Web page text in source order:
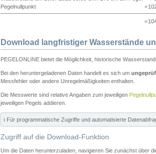
Pegelnullpunkt
+
=
Download langfristiger Wasserstände
PEGELONLINE bietet die Möglichkeit, historische
Bei den heruntergeladenen Daten handelt es sich um
Messfehler oder andere Unregelmäßigkeiten enthalten.
Die Messwerte sind relative Angaben zum jeweiligen
jeweiligen Pegels addieren.
ℹ️ Für programmatische Zugriffe und automatisierte
Zugriff auf die Download-Funktion
Um die Daten herunterzuladen, navigieren Sie zunächst über